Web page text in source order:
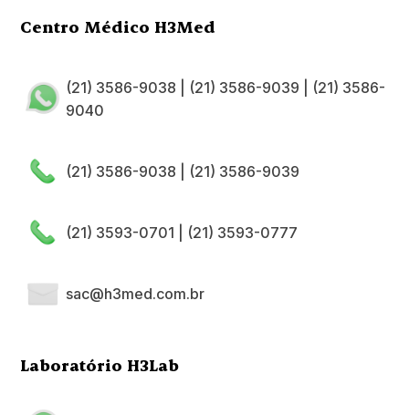
Centro Médico H3Med
(21) 3586-9038 (21) 3586-9039
(21) 3586-
9040
(21) 3586-9038 (21) 3586-9039
(21) 3593-0701 (21) 3593-0777
sac@h3med.com.br
Laboratório H3Lab